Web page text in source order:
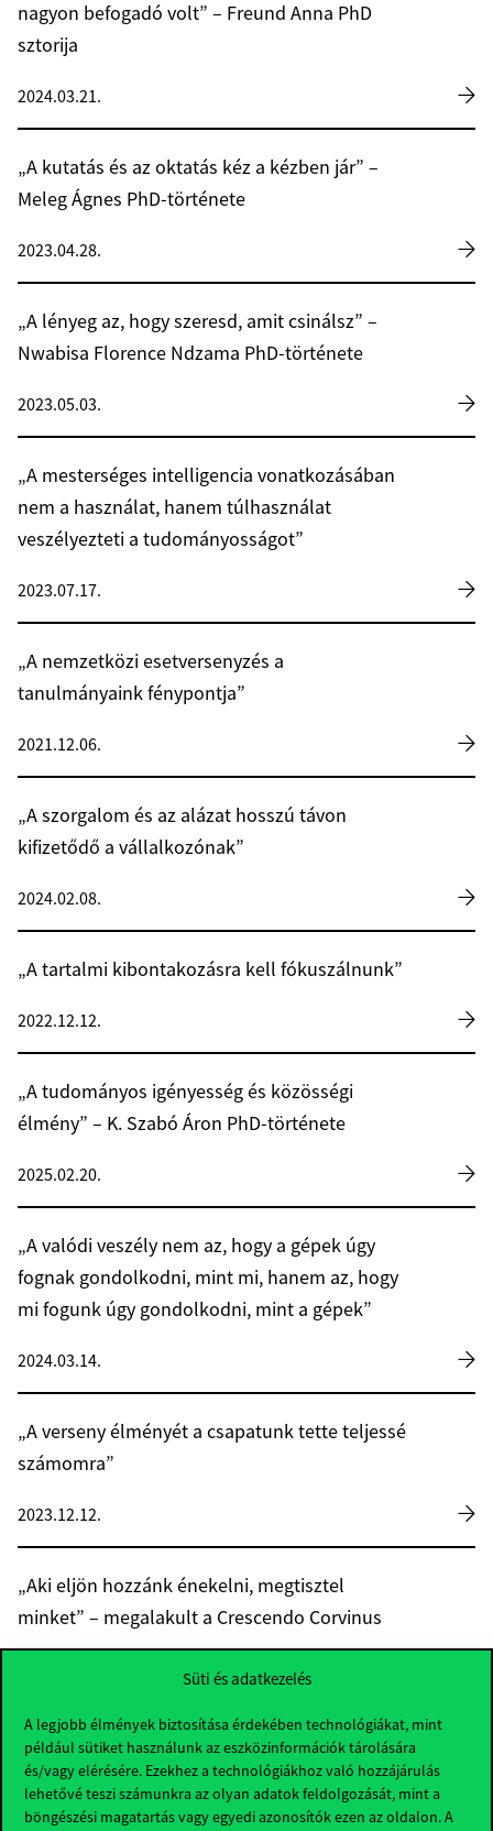
Süti és adatkezelés
A legjobb élmények biztosítása érdekében technológiákat, mint
például sütiket használunk az eszközinformációk tárolására
és/vagy elérésére. Ezekhez a technológiákhoz való hozzájárulás
lehetővé teszi számunkra az olyan adatok feldolgozását, mint a
böngészési magatartás vagy egyedi azonosítók ezen az oldalon. A
nagyon befogadó volt” – Freund Anna PhD
sztorija
2024.03.21.
„A kutatás és az oktatás kéz a kézben jár” –
Meleg Ágnes PhD-története
2023.04.28.
„A lényeg az, hogy szeresd, amit csinálsz” –
Nwabisa Florence Ndzama PhD-története
2023.05.03.
„A mesterséges intelligencia vonatkozásában
nem a használat, hanem túlhasználat
veszélyezteti a tudományosságot”
2023.07.17.
„A nemzetközi esetversenyzés a
tanulmányaink fénypontja”
2021.12.06.
„A szorgalom és az alázat hosszú távon
kifizetődő a vállalkozónak”
2024.02.08.
„A tartalmi kibontakozásra kell fókuszálnunk”
2022.12.12.
„A tudományos igényesség és közösségi
élmény” – K. Szabó Áron PhD-története
2025.02.20.
„A valódi veszély nem az, hogy a gépek úgy
fognak gondolkodni, mint mi, hanem az, hogy
mi fogunk úgy gondolkodni, mint a gépek”
2024.03.14.
„A verseny élményét a csapatunk tette teljessé
számomra”
2023.12.12.
„Aki eljön hozzánk énekelni, megtisztel
minket” – megalakult a Crescendo Corvinus
„Aki ismeri a fiatalokat, az beleláthat a jövőbe”
– konferencia az ifjúsági kultúráról
2023.06.07.